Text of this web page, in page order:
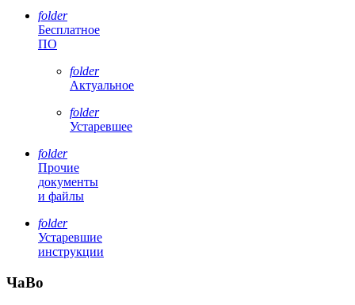
folder
Бесплатное
ПО
folder
Актуальное
folder
Устаревшее
folder
Прочие
документы
и файлы
folder
Устаревшие
инструкции
ЧаВо